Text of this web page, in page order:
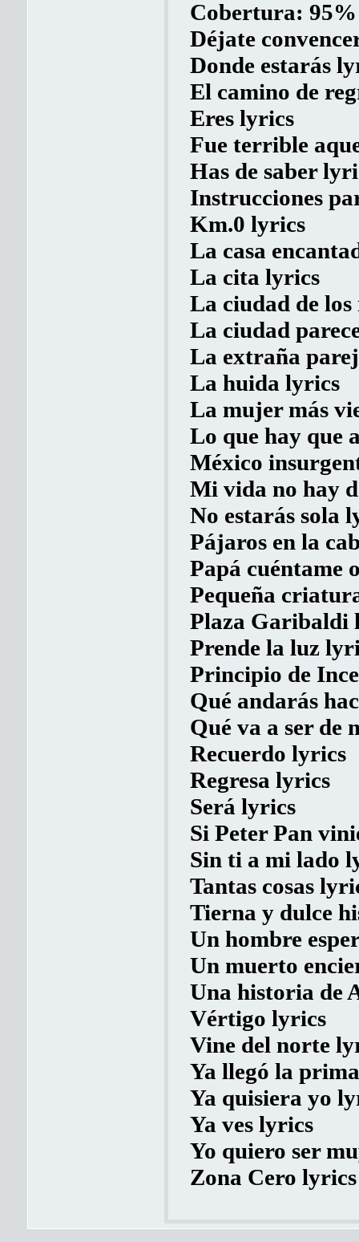
Cobertura:
Déjate
Donde estarás
El camino de
Eres lyrics
Fue terrible
Has de saber
Instrucciones
Km.0 lyrics
La casa
La cita lyrics
La ciudad de
La ciudad
La extraña
La huida lyrics
La mujer más
Lo que hay que
México
Mi vida no hay
No estarás sola
Pájaros en la
Papá cuéntame
Pequeña
Plaza Garibaldi
Prende la luz
Principio de
Qué andarás
Qué va a ser de
Recuerdo lyrics
Regresa lyrics
Será lyrics
Si Peter Pan
Sin ti a mi lado
Tantas cosas
Tierna y dulce
Un hombre
Un muerto
Una historia de
Vértigo lyrics
Vine del norte
Ya llegó la
Ya quisiera yo
Ya ves lyrics
Yo quiero ser
Zona Cero lyrics